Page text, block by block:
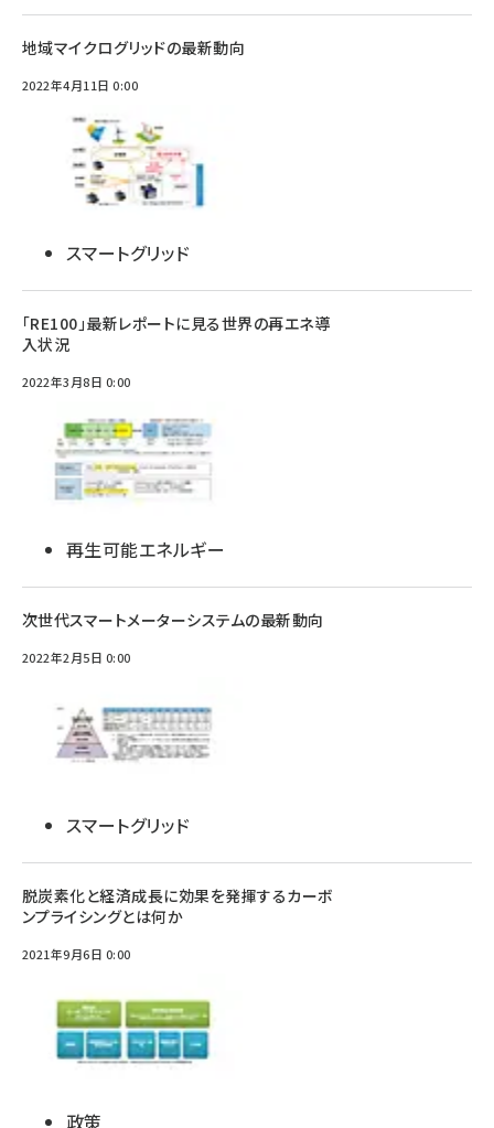
地域マイクログリッドの最新動向
2022年4月11日 0:00
スマートグリッド
「RE100」最新レポートに見る世界の再エネ導
入状況
2022年3月8日 0:00
再生可能エネルギー
次世代スマートメーターシステムの最新動向
2022年2月5日 0:00
スマートグリッド
脱炭素化と経済成長に効果を発揮するカーボ
ンプライシングとは何か
2021年9月6日 0:00
政策